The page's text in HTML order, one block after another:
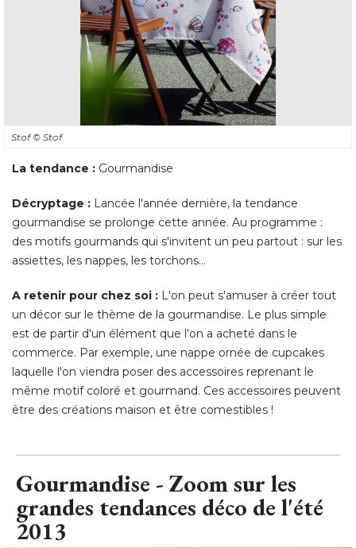
Stof© Stof
La tendance : Gourmandise
Décryptage : Lancée l'année dernière, la tendance
gourmandise se prolonge cette année. Au programme :
des motifs gourmands qui s'invitent un peu partout : sur les
assiettes, les nappes, les torchons...
A retenir pour chez soi : L'on peut s'amuser à créer tout
un décor sur le thème de la gourmandise. Le plus simple
est de partir d'un élément que l'on a acheté dans le
commerce. Par exemple, une nappe ornée de cupcakes
laquelle l'on viendra poser des accessoires reprenant le
même motif coloré et gourmand. Ces accessoires peuvent
être des créations maison et être comestibles !
Gourmandise - Zoom sur les
grandes tendances déco de l'été
2013